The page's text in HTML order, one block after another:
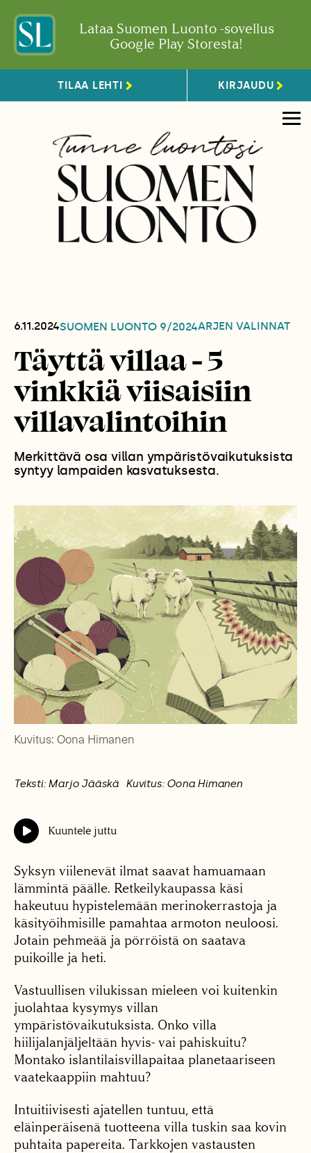
Lataa Suomen Luonto -sovellus
Google Play Storesta!
TILAA LEHTI KIRJAUDU
6.11.2024SUOMEN LUONTO 9/2024ARJEN VALINNAT
Täyttä villaa - 5
vinkkiä viisaisiin
villavalintoihin
Merkittävä osa villan ympäristövaikutuksista
syntyy lampaiden kasvatuksesta.
Kuvitus: Oona Himanen
Teksti: Marjo Jääskä Kuvitus: Oona Himanen
Kuuntele juttu
Syksyn viilenevät ilmat saavat hamuamaan
lämmintä päälle. Retkeilykaupassa käsi
hakeutuu hypistelemään merinokerrastoja ja
käsityöihmisille pamahtaa armoton neuloosi.
Jotain pehmeää ja pörröistä on saatava
puikoille ja heti.
Vastuullisen vilukissan mieleen voi kuitenkin
juolahtaa kysymys villan
ympäristövaikutuksista. Onko villa
hiilijalanjäljeltään hyvis- vai pahiskuitu?
Montako islantilaisvillapaitaa planetaariseen
vaatekaappiin mahtuu?
Intuitiivisesti ajatellen tuntuu, että
eläinperäisenä tuotteena villa tuskin saa kovin
puhtaita papereita. Tarkkojen vastausten